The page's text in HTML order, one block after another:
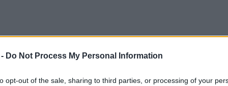
Do Not Process My Personal Information
opt-out of the sale, sharing to third parties, or processing of your
abban, hogy milyen lesz a gyerek
általunk közvetített üzenetekkel,